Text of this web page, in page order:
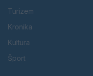
Turizem
Kronika
Kultura
Šport